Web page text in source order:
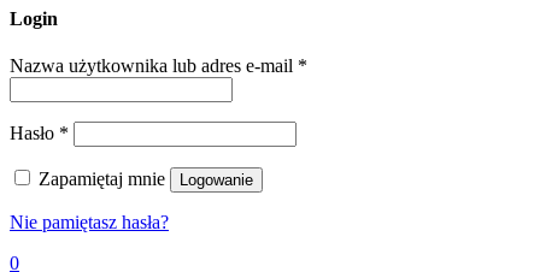
Login
Nazwa użytkownika lub adres e-mail *
Hasło *
Zapamiętaj mnie Logowanie
Nie pamiętasz hasła?
0